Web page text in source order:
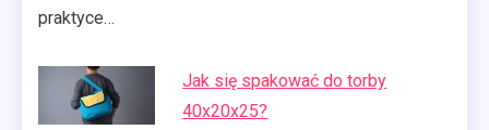
praktyce…
Jak się spakować do torby
40x20x25?